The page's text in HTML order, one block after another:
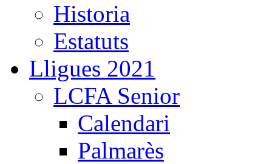
Historia
Estatuts
Lligues 2021
LCFA Senior
Calendari
Palmarès